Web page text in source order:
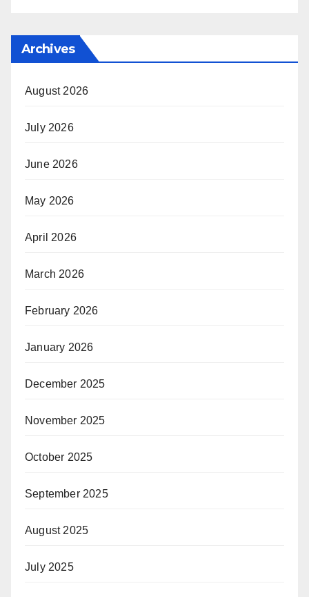
Archives
August 2026
July 2026
June 2026
May 2026
April 2026
March 2026
February 2026
January 2026
December 2025
November 2025
October 2025
September 2025
August 2025
July 2025